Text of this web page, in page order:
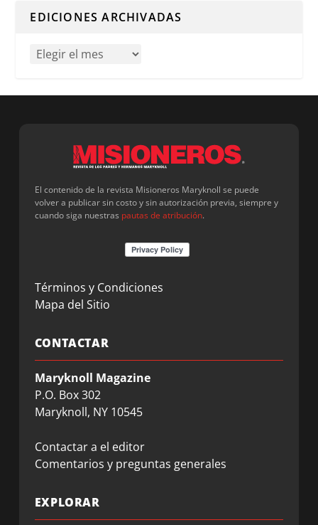
EDICIONES ARCHIVADAS
El contenido de la revista Misioneros Maryknoll se puede
volver a publicar sin costo y sin autorización previa, siempre y
cuando siga nuestras pautas de atribución.
Términos y Condiciones
Mapa del Sitio
CONTACTAR
Maryknoll Magazine
P.O. Box 302
Maryknoll, NY 10545
Contactar a el editor
Comentarios y preguntas generales
EXPLORAR